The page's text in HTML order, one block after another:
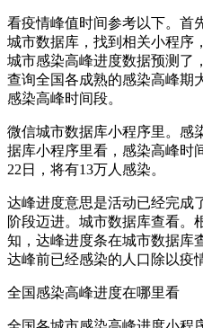
看疫情峰值时间参考以下。首
城市数据库，找到相关小程序
城市感染高峰进度数据预测了
查询全国各成熟的感染高峰期
感染高峰时间段。
微信城市数据库小程序里。感
据库小程序里看，感染高峰时
22日，将有13万人感染。
达峰进度意思是活动已经完成
阶段迈进。城市数据库查看。
知，达峰进度条在城市数据库
达峰前已经感染的人口除以疫
全国感染高峰进度在哪里看